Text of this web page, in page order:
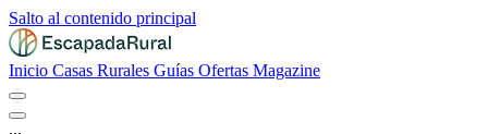
Salto al contenido principal
Inicio Casas Rurales Guías Ofertas Magazine
...